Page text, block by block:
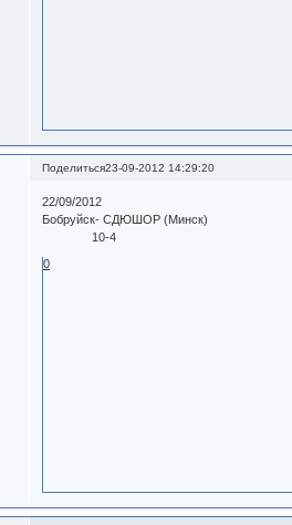
Поделиться23-09-2012 14:29:20
22/09/2012
Бобруйск- СДЮШОР (Минск)
10-4
0